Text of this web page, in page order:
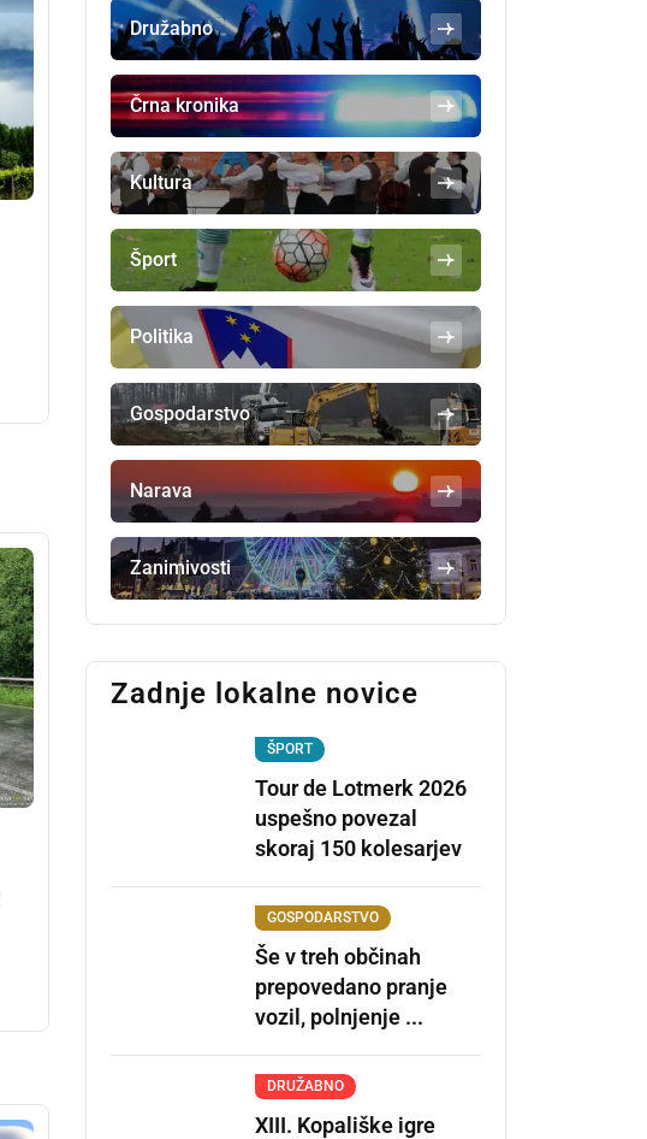
Družabno
Črna kronika
Kultura
Šport
Politika
Gospodarstvo
Narava
Zanimivosti
Zadnje lokalne novice
ŠPORT
Tour de Lotmerk 2026
uspešno povezal
skoraj 150 kolesarjev
GOSPODARSTVO
Še v treh občinah
prepovedano pranje
vozil, polnjenje ...
DRUŽABNO
XIII. Kopališke igre